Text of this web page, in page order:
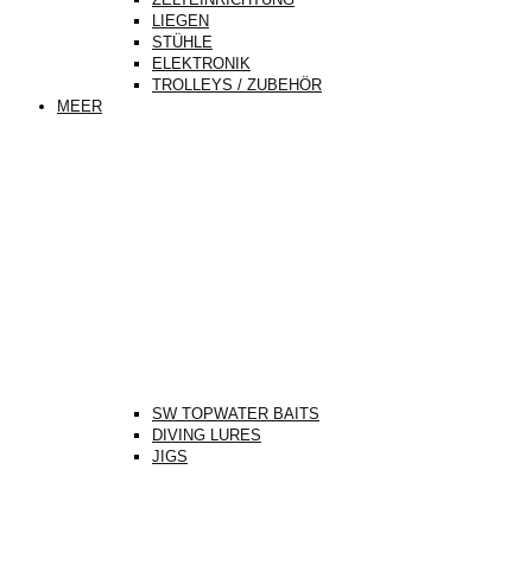
LIEGEN
STÜHLE
ELEKTRONIK
TROLLEYS / ZUBEHÖR
MEER
SW TOPWATER BAITS
DIVING LURES
JIGS